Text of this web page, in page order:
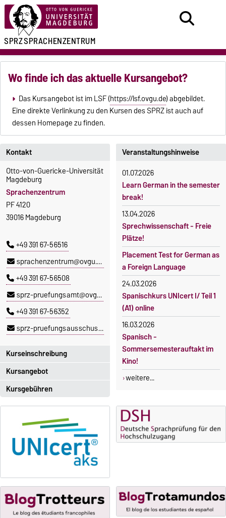
SPRZSPRACHENZENTRUM
Wo finde ich das aktuelle Kursangebot?
Das Kursangebot ist im LSF (https://lsf.ovgu.de) abgebildet.
Eine direkte Verlinkung zu den Kursen des SPRZ ist auch auf
dessen Homepage zu finden.
Kurseinschreibung
Einschreibezeitraum:
5. Oktober 2026, 9.00 Uhr bis
23. Oktober 2026, 18 Uhr
OVGU-Account
Die Kurse beginnen ab dem 12.
Oktober 2026.
Kursteilnahme nur nach
fristgerechter Online-
Anmeldung
Kontakt
Otto-von-Guericke-Universität
Magdeburg
Sprachenzentrum
PF 4120
39016 Magdeburg
+49 391 67-56516
sprachenzentrum@ovgu.de
+49 391 67-56508
sprz-pruefungsamt@ovgu.de
+49 391 67-56352
sprz-pruefungsausschuss@ovgu.de
Kursangebot
Das aktuelle Kursprogramm
des SPRZ finden Sie hier.
Kursgebühren
Sprachkurse sind i. d. R.
gebührenpflichtig.
Gebühren
Gebührenrückerstattung
Gebührenbefreiung bei
Incomings
Veranstaltungshinweise
01.07.2026
Learn German in the semester
break!
13.04.2026
Sprechwissenschaft - Freie
Plätze!
Placement Test for German as
a Foreign Language
24.03.2026
Spanischkurs UNIcert I/ Teil 1
(A1) online
16.03.2026
Spanisch -
Sommersemesterauftakt im
Kino!
weitere...